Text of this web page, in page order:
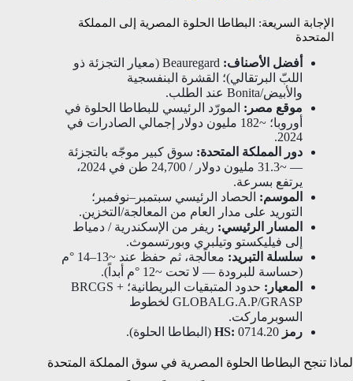
الإجابة السريعة: البطاطا الحلوة المصرية إلى المملكة
المتحدة
أفضل الأصناف:
Beauregard (معيار التجزئة ذو
اللبّ البرتقالي)؛ القشرة البنفسجية
والأبيض/Bonita عند الطلب.
موقع مصر: المورّد الرئيسي للبطاطا الحلوة في
أوروبا؛ ~182 مليون دولار إجمالي الصادرات في
2024.
دور المملكة المتحدة: سوق كبير موجّه بالتجزئة
— ~31.3 مليون دولار / 24,700 طن في 2024،
يرتفع بسرعة.
الموسم: الحصاد الرئيسي سبتمبر–نوفمبر؛
التوريد على مدار العام من المعالجة/التخزين.
المسار الرئيسي: ريفر من الإسكندرية / دمياط
إلى فيليكستو وتيلبري وبورتسموث.
سلسلة التبريد:
معالَجة، ثم حفظ عند ~13–14 °م
(حساسة للبرودة — لا تحت ~12 °م أبداً).
المعيار:
حدود المتبقيات البريطانية؛ BRCGS +
GLOBALG.A.P/GRASP لخطوط
السوبرماركت.
رمز HS: 0714.20 (البطاطا الحلوة).
لماذا تنجح البطاطا الحلوة المصرية في سوق المملكة المتحدة